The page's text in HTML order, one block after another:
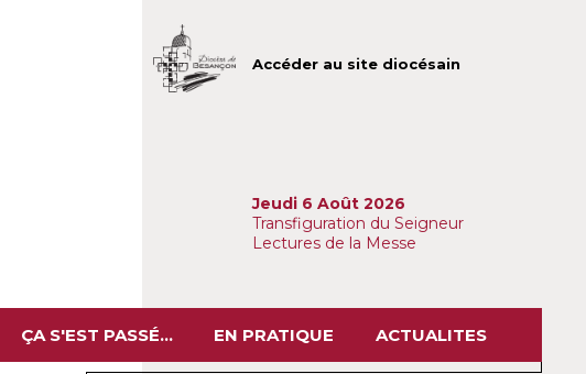
Accéder au site diocésain
Jeudi 6 Août 2026
Transfiguration du Seigneur
Lectures de la Messe
ÇA S'EST PASSÉ... EN PRATIQUE ACTUALITES